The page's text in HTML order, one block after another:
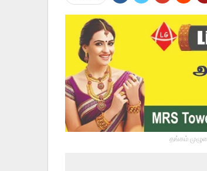
தங்கம்